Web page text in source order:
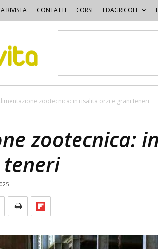
RIVISTA CONTATTI CORSI EDAGRICOLE
zootecnica: in risalita orzi e grani teneri
zootecnica: